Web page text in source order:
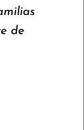
de